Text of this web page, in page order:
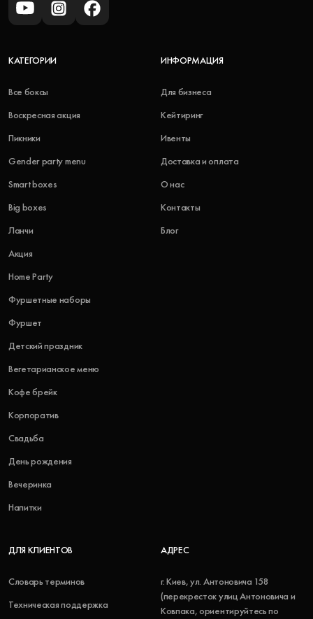
КАТЕГОРИИ
Все боксы
Воскресная акция
Пикники
Gender party menu
Smart boxes
Big boxes
Ланчи
Акция
Home Party
Фуршетные наборы
Фуршет
Детский праздник
Вегетарианское меню
Кофе брейк
Корпоратив
Свадьба
День рождения
Вечеринка
Напитки
ИНФОРМАЦИЯ
Для бизнеса
Кейтиринг
Ивенты
Доставка и оплата
О нас
Контакты
Блог
ДЛЯ КЛИЕНТОВ
Словарь терминов
Техническая поддержка
АДРЕС
г. Киев, ул. Антоновича 158
(перекресток улиц Антоновича и
Ковпака, ориентируйтесь по